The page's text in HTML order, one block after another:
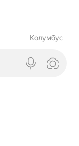
Колумбус